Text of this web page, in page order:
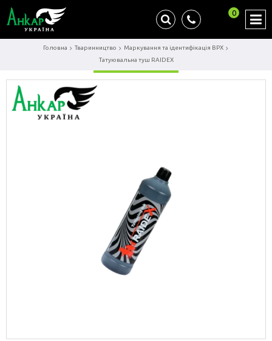
0
Головна Тваринництво
Маркування та ідентифікація ВРХ
Татуювальна туш RAIDEX